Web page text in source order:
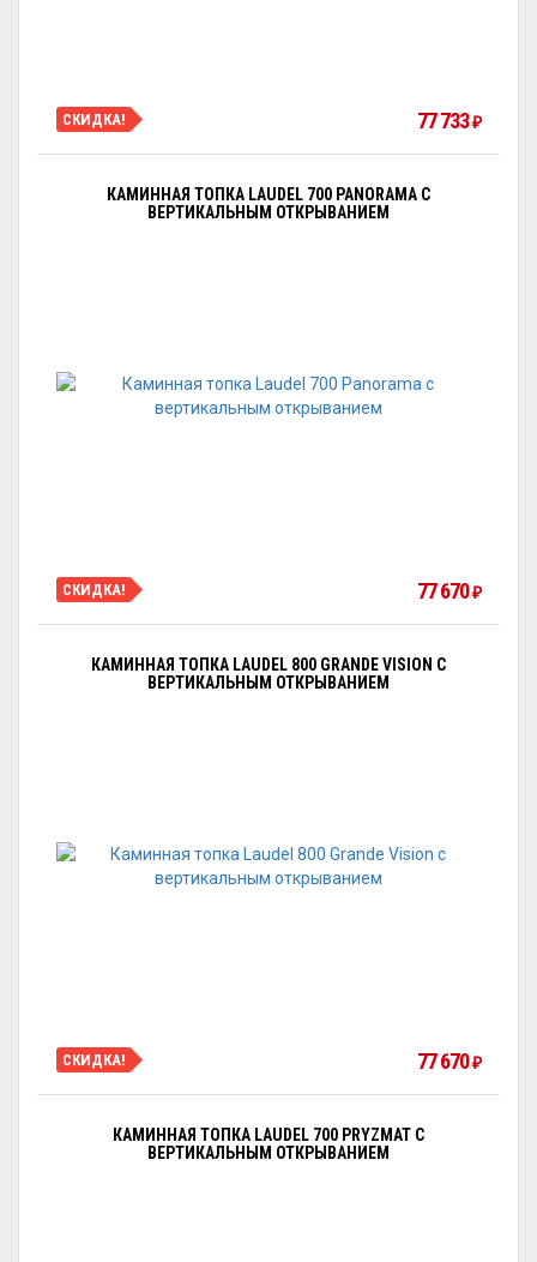
СКИДКА! 77 733₽
КАМИННАЯ ТОПКА LAUDEL 700 PANORAMA С
ВЕРТИКАЛЬНЫМ ОТКРЫВАНИЕМ
СКИДКА! 77 670₽
КАМИННАЯ ТОПКА LAUDEL 800 GRANDE VISION С
ВЕРТИКАЛЬНЫМ ОТКРЫВАНИЕМ
СКИДКА! 77 670₽
КАМИННАЯ ТОПКА LAUDEL 700 PRYZMAT С
ВЕРТИКАЛЬНЫМ ОТКРЫВАНИЕМ